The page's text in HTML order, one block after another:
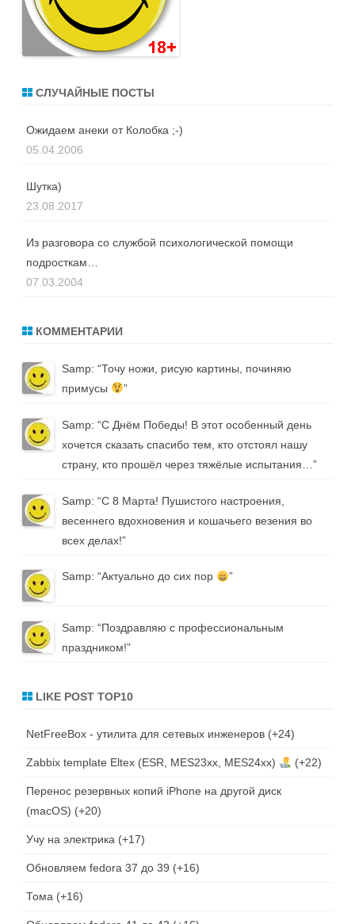
СЛУЧАЙНЫЕ ПОСТЫ
Ожидаем анеки от Колобка ;-)
05.04.2006
Шутка)
23.08.2017
Из разговора со службой психологической помощи
подросткам…
07.03.2004
КОММЕНТАРИИ
Samp: “Точу ножи, рисую картины, починяю
примусы
”
Samp: “С Днём Победы! В этот особенный день
хочется сказать спасибо тем, кто отстоял нашу
страну, кто прошёл через тяжёлые испытания… ”
Samp: “С 8 Марта! Пушистого настроения,
весеннего вдохновения и кошачьего везения во
всех делах!”
Samp: “Актуально до сих пор ”
Samp: “Поздравляю с профессиональным
праздником!”
LIKE POST TOP10
NetFreeBox - утилита для сетевых инженеров +24
Zabbix template Eltex (ESR, MES23xx, MES24xx) +22
Перенос резервных копий iPhone на другой диск
(macOS)
+20
Учу на электрика +17
Обновляем fedora 37 до 39 +16
Тома +16